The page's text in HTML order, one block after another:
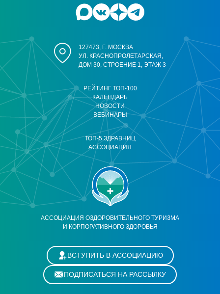
АССОЦИАЦИЯ ОЗДОРОВИТЕЛЬНОГО ТУРИЗМА
И КОРПОРАТИВНОГО ЗДОРОВЬЯ
РЕЙТИНГ ТОП-100
КАЛЕНДАРЬ
НОВОСТИ
ВЕБИНАРЫ
ТОП-5 ЗДРАВНИЦ
АССОЦИАЦИЯ
127473, Г. МОСКВА
УЛ. КРАСНОПРОЛЕТАРСКАЯ,
ДОМ 30, СТРОЕНИЕ 1, ЭТАЖ 3
ВСТУПИТЬ В АССОЦИАЦИЮ
ПОДПИСАТЬСЯ НА РАССЫЛКУ